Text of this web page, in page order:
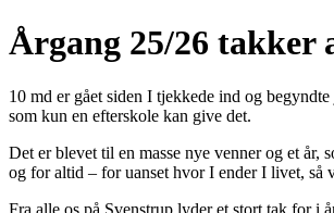
Årgang 25/26 takker
10 md er gået siden I tjekkede ind og
som kun en efterskole kan give det.
Det er blevet til en masse nye venner og et år,
og for altid – for uanset hvor I ender I livet, så
Fra alle os på Svenstrup lyder et stort tak for i